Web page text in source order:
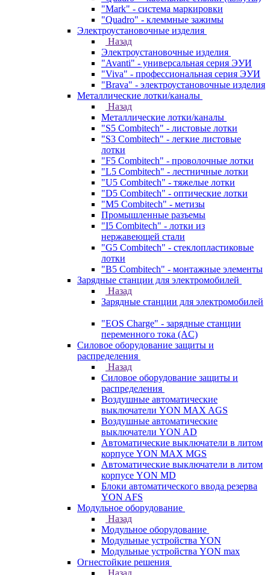
"Mark" - система маркировки
"Quadro" - клеммные зажимы
Электроустановочные изделия
Назад
Электроустановочные изделия
"Avanti" - универсальная серия ЭУИ
"Viva" - профессиональная серия ЭУИ
"Brava" - электроустановочные изделия
Металлические лотки/каналы
Назад
Металлические лотки/каналы
"S5 Combitech" - листовые лотки
"S3 Combitech" - легкие листовые
лотки
"F5 Combitech" - проволочные лотки
"L5 Combitech" - лестничные лотки
"U5 Combitech" - тяжелые лотки
"D5 Combitech" - оптические лотки
"M5 Combitech" - метизы
Промышленные разъемы
"I5 Combitech" - лотки из
нержавеющей стали
"G5 Combitech" - стеклопластиковые
лотки
"B5 Combitech" - монтажные элементы
Зарядные станции для электромобилей
Назад
Зарядные станции для электромобилей
"EOS Charge" - зарядные станции
переменного тока (AC)
Силовое оборудование защиты и
распределения
Назад
Силовое оборудование защиты и
распределения
Воздушные автоматические
выключатели YON MAX AGS
Воздушные автоматические
выключатели YON AD
Автоматические выключатели в литом
корпусе YON MAX MGS
Автоматические выключатели в литом
корпусе YON MD
Блоки автоматического ввода резерва
YON AFS
Модульное оборудование
Назад
Модульное оборудование
Модульные устройства YON
Модульные устройства YON max
Огнестойкие решения
Назад